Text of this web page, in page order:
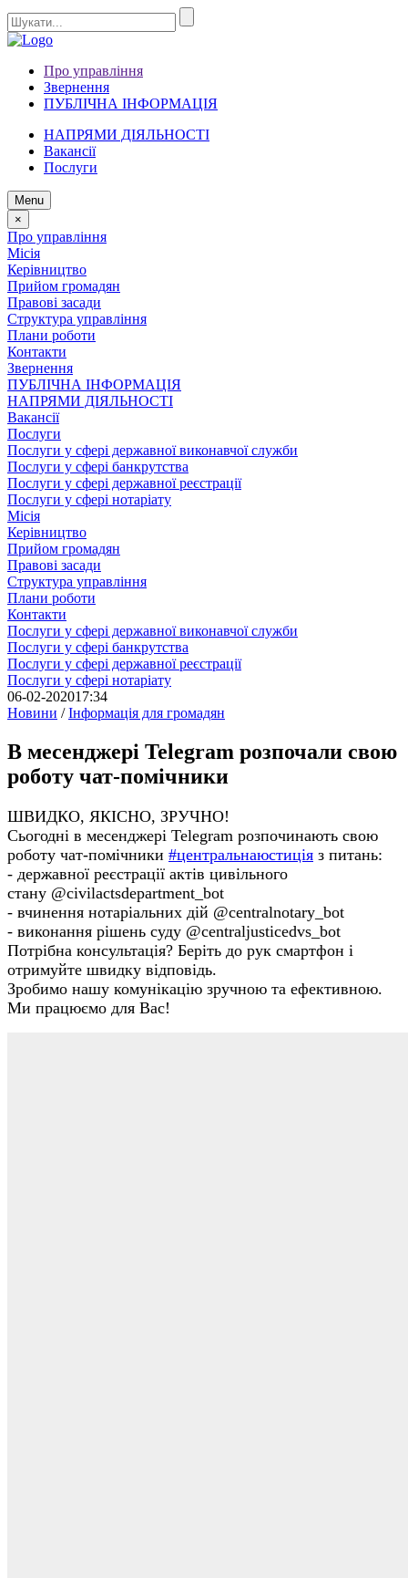
Про управління
Звернення
ПУБЛІЧНА ІНФОРМАЦІЯ
НАПРЯМИ ДІЯЛЬНОСТІ
Вакансії
Послуги
Menu
×
Про управління
Місія
Керівництво
Прийом громадян
Правові засади
Структура управління
Плани роботи
Контакти
Звернення
ПУБЛІЧНА ІНФОРМАЦІЯ
НАПРЯМИ ДІЯЛЬНОСТІ
Вакансії
Послуги
Послуги у сфері державної виконавчої служби
Послуги у сфері банкрутства
Послуги у сфері державної реєстрації
Послуги у сфері нотаріату
Місія
Керівництво
Прийом громадян
Правові засади
Структура управління
Плани роботи
Контакти
Послуги у сфері державної виконавчої служби
Послуги у сфері банкрутства
Послуги у сфері державної реєстрації
Послуги у сфері нотаріату
06-02-202017:34
Новини /Інформація для громадян
В месенджері Telegram розпочали свою
роботу чат-помічники
ШВИДКО, ЯКІСНО, ЗРУЧНО!
Сьогодні в месенджері Telegram розпочинають свою
роботу чат-помічники #центральнаюстиція з питань:
- державної реєстрації актів цивільного
стану @civilactsdepartment_bot
- вчинення нотаріальних дій @centralnotary_bot
- виконання рішень суду @centraljusticedvs_bot
Потрібна консультація? Беріть до рук смартфон і
отримуйте швидку відповідь.
Зробимо нашу комунікацію зручною та ефективною.
Ми працюємо для Вас!